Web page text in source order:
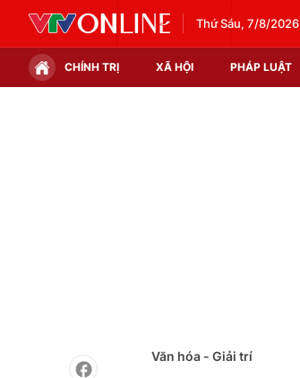
Thứ Sáu, 7/8/2026
CHÍNH TRỊ XÃ HỘI PHÁP LUẬT
Văn hóa - Giải trí